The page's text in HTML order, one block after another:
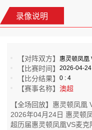
录像说明
【对阵双方】惠灵顿凤凰
【比赛时间】2026-04-
【比分结果】0 : 4
【赛事名称】澳超
【全场回放】惠灵顿凤
2026年04月24日 惠灵顿
超历届惠灵顿凤凰VS麦